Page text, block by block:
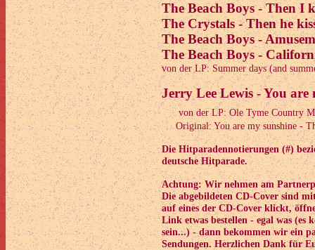
The Beach Boys - Then I
The Crystals - Then he
The Beach Boys -
The Beach Boys -
von der LP: Summer days (and
Jerry Lee Lewis - You are
von der LP: Ole Tyme Country
Original: You are my sunshine -
Die Hitparadennotierungen (#)
deutsche Hitparade.
Achtung: Wir nehmen am
Die abgebildeten CD-Cover sind
auf eines der CD-Cover klickt,
Link etwas bestellen - egal was (es
sein...) - dann bekommen wir ein
Sendungen. Herzlichen Dank für